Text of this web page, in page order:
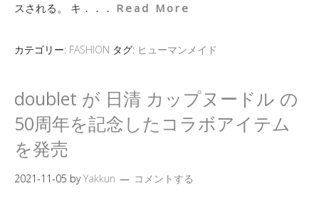
スされる。 キ．．． Read More
カテゴリー: FASHION タグ: ヒューマンメイド
doublet が 日清 カップヌードル の
50周年を記念したコラボアイテム
を発売
2021-11-05 byYakkun コメントする